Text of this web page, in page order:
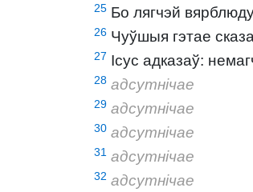
25 Бо лягчэй
26 Чуўшыя гэтае
27 Ісус адказаў:
28 адсутнічае
29 адсутнічае
30 адсутнічае
31 адсутнічае
32 адсутнічае